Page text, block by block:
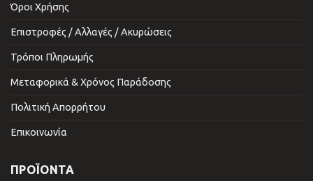
Όροι Χρήσης
Επιστροφές / Αλλαγές / Ακυρώσεις
Τρόποι Πληρωμής
Μεταφορικά & Χρόνος Παράδοσης
Πολιτική Απορρήτου
Επικοινωνία
ΠΡΟΪΌΝΤΑ